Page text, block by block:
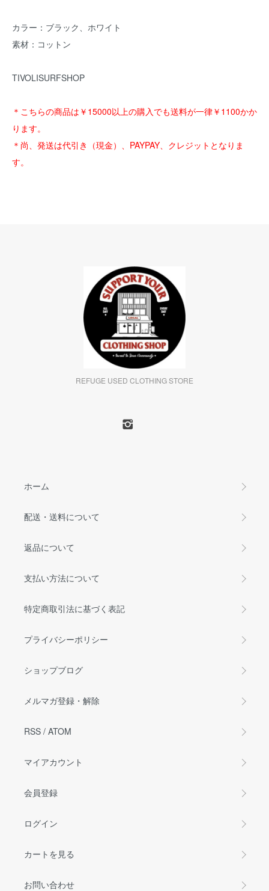
カラー：ブラック、ホワイト
素材：コットン
TIVOLISURFSHOP
＊こちらの商品は￥15000以上の購入でも送料が一律￥1100かか
ります。
＊尚、発送は代引き（現金）、PAYPAY、クレジットとなりま
す。
REFUGE USED CLOTHING STORE
ホーム
配送・送料について
返品について
支払い方法について
特定商取引法に基づく表記
プライバシーポリシー
ショップブログ
メルマガ登録・解除
RSS / ATOM
マイアカウント
会員登録
ログイン
カートを見る
お問い合わせ